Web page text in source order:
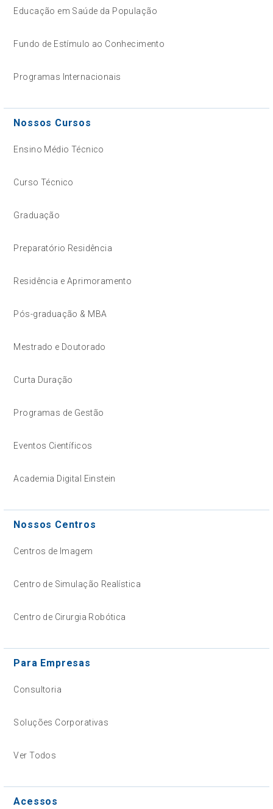
Educação em Saúde da População
Fundo de Estímulo ao Conhecimento
Programas Internacionais
Nossos Cursos
Ensino Médio Técnico
Curso Técnico
Graduação
Preparatório Residência
Residência e Aprimoramento
Pós-graduação & MBA
Mestrado e Doutorado
Curta Duração
Programas de Gestão
Eventos Científicos
Academia Digital Einstein
Nossos Centros
Centros de Imagem
Centro de Simulação Realística
Centro de Cirurgia Robótica
Para Empresas
Consultoria
Soluções Corporativas
Ver Todos
Acessos